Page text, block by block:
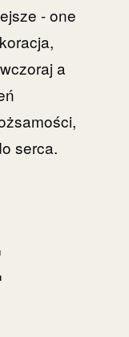
- one
a
serca.